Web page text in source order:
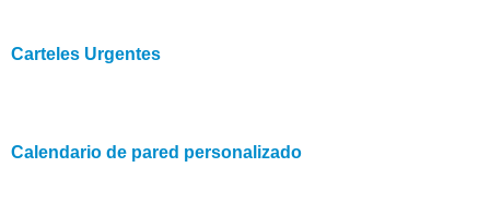
Carteles Urgentes
Calendario de pared personalizado